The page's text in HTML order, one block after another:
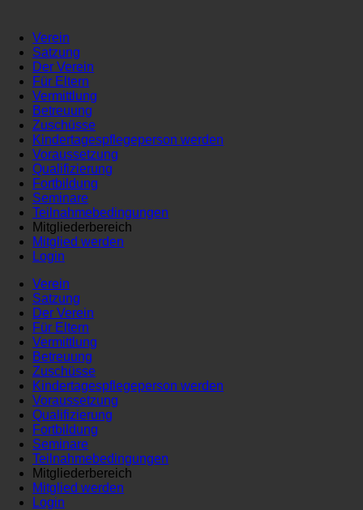
Verein
Satzung
Der Verein
Für Eltern
Vermittlung
Betreuung
Zuschüsse
Kindertagespflegeperson werden
Voraussetzung
Qualifizierung
Fortbildung
Seminare
Teilnahmebedingungen
Mitgliederbereich
Mitglied werden
Login
Verein
Satzung
Der Verein
Für Eltern
Vermittlung
Betreuung
Zuschüsse
Kindertagespflegeperson werden
Voraussetzung
Qualifizierung
Fortbildung
Seminare
Teilnahmebedingungen
Mitgliederbereich
Mitglied werden
Login